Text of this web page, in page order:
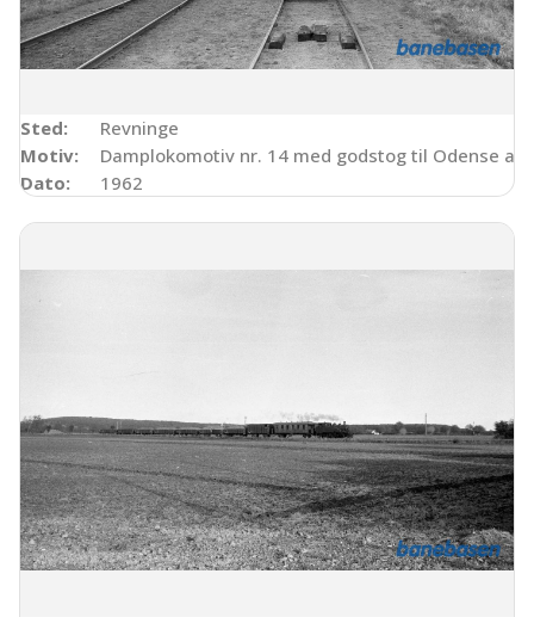
Sted:
Revninge
Motiv:
Damplokomotiv nr. 14 med godstog til Odense
Dato:
1962